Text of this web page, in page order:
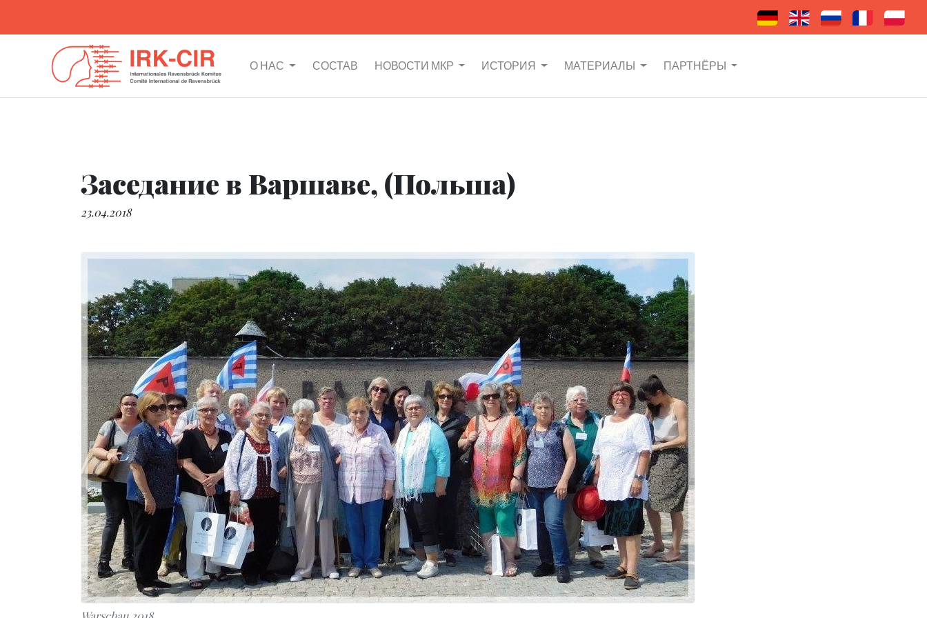
О НАС СОСТАВ НОВОСТИ МКР ИСТОРИЯ МАТЕРИАЛЫ ПАРТНЁРЫ
Заседание в Варшаве, (Польша)
23.04.2018